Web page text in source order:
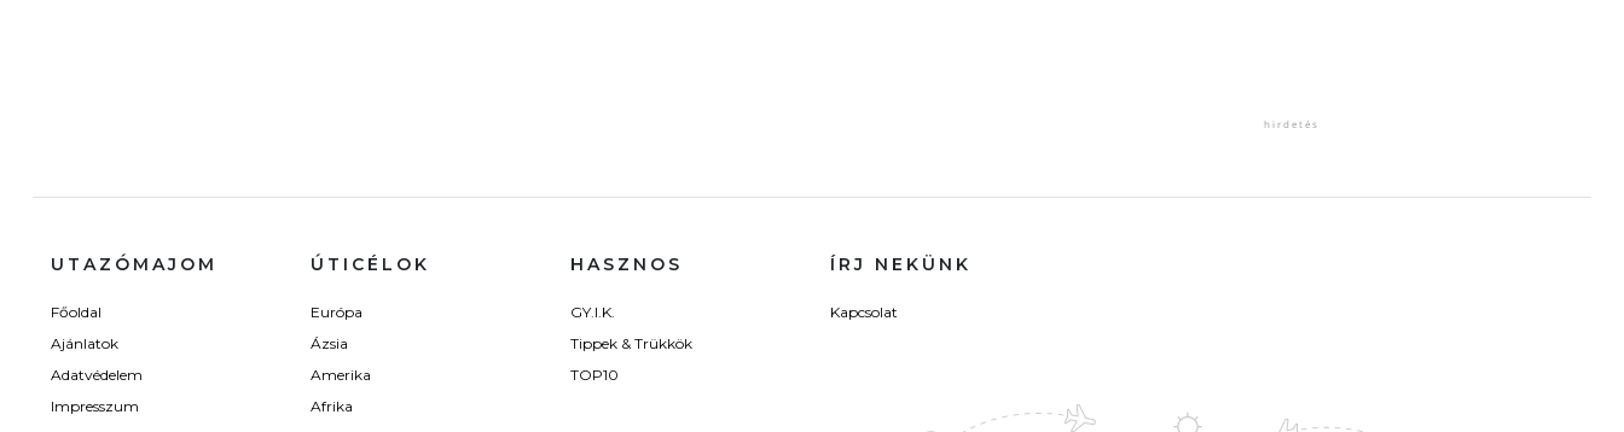
UTAZÓMAJOM
Főoldal
Ajánlatok
Adatvédelem
Impresszum
ÚTICÉLOK
Európa
Ázsia
Amerika
Afrika
HASZNOS
GY.I.K.
Tippek & Trükkök
TOP10
ÍRJ NEKÜNK
Kapcsolat